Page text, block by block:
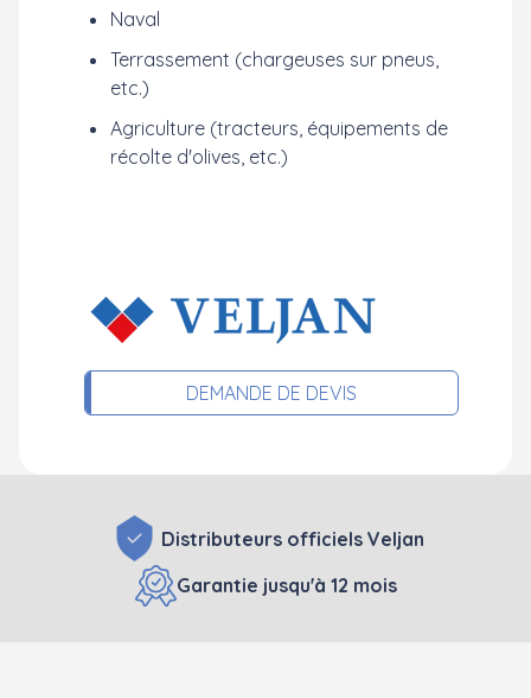
Naval
Terrassement (chargeuses sur pneus,
etc.)
Agriculture (tracteurs, équipements de
récolte d'olives, etc.)
DEMANDE DE DEVIS
Distributeurs officiels Veljan
Garantie jusqu'à 12 mois